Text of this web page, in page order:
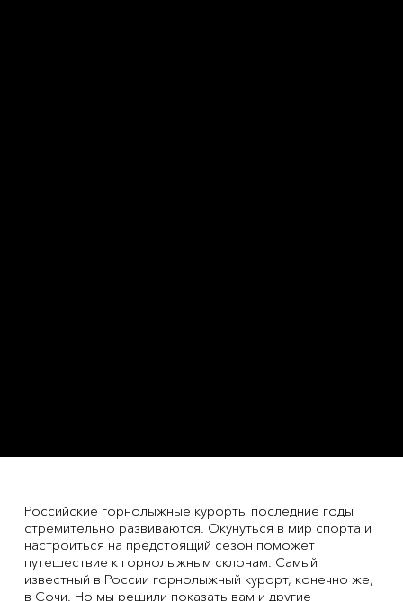
Российские горнолыжные курорты последние годы
стремительно развиваются. Окунуться в мир спорта и
настроиться на предстоящий сезон поможет
путешествие к горнолыжным склонам. Самый
известный в России горнолыжный курорт, конечно же,
в Сочи. Но мы решили показать вам и другие